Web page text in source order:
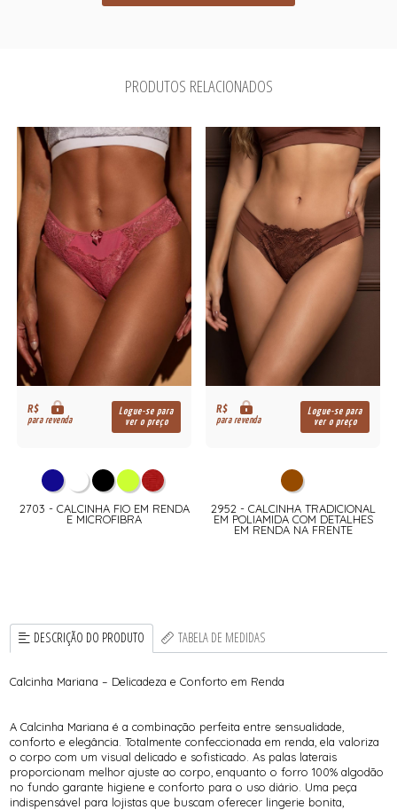
PRODUTOS RELACIONADOS
R$
para revenda
Logue-se para
ver o preço
2703 - CALCINHA FIO EM RENDA
E MICROFIBRA
R$
para revenda
Logue-se para
ver o preço
2952 - CALCINHA TRADICIONAL
EM POLIAMIDA COM DETALHES
EM RENDA NA FRENTE
DESCRIÇÃO DO PRODUTO TABELA DE MEDIDAS
Calcinha Mariana – Delicadeza e Conforto em Renda
A Calcinha Mariana é a combinação perfeita entre sensualidade,
conforto e elegância. Totalmente confeccionada em renda, ela valoriza
o corpo com um visual delicado e sofisticado. As palas laterais
proporcionam melhor ajuste ao corpo, enquanto o forro 100% algodão
no fundo garante higiene e conforto para o uso diário. Uma peça
indispensável para lojistas que buscam oferecer lingerie bonita,